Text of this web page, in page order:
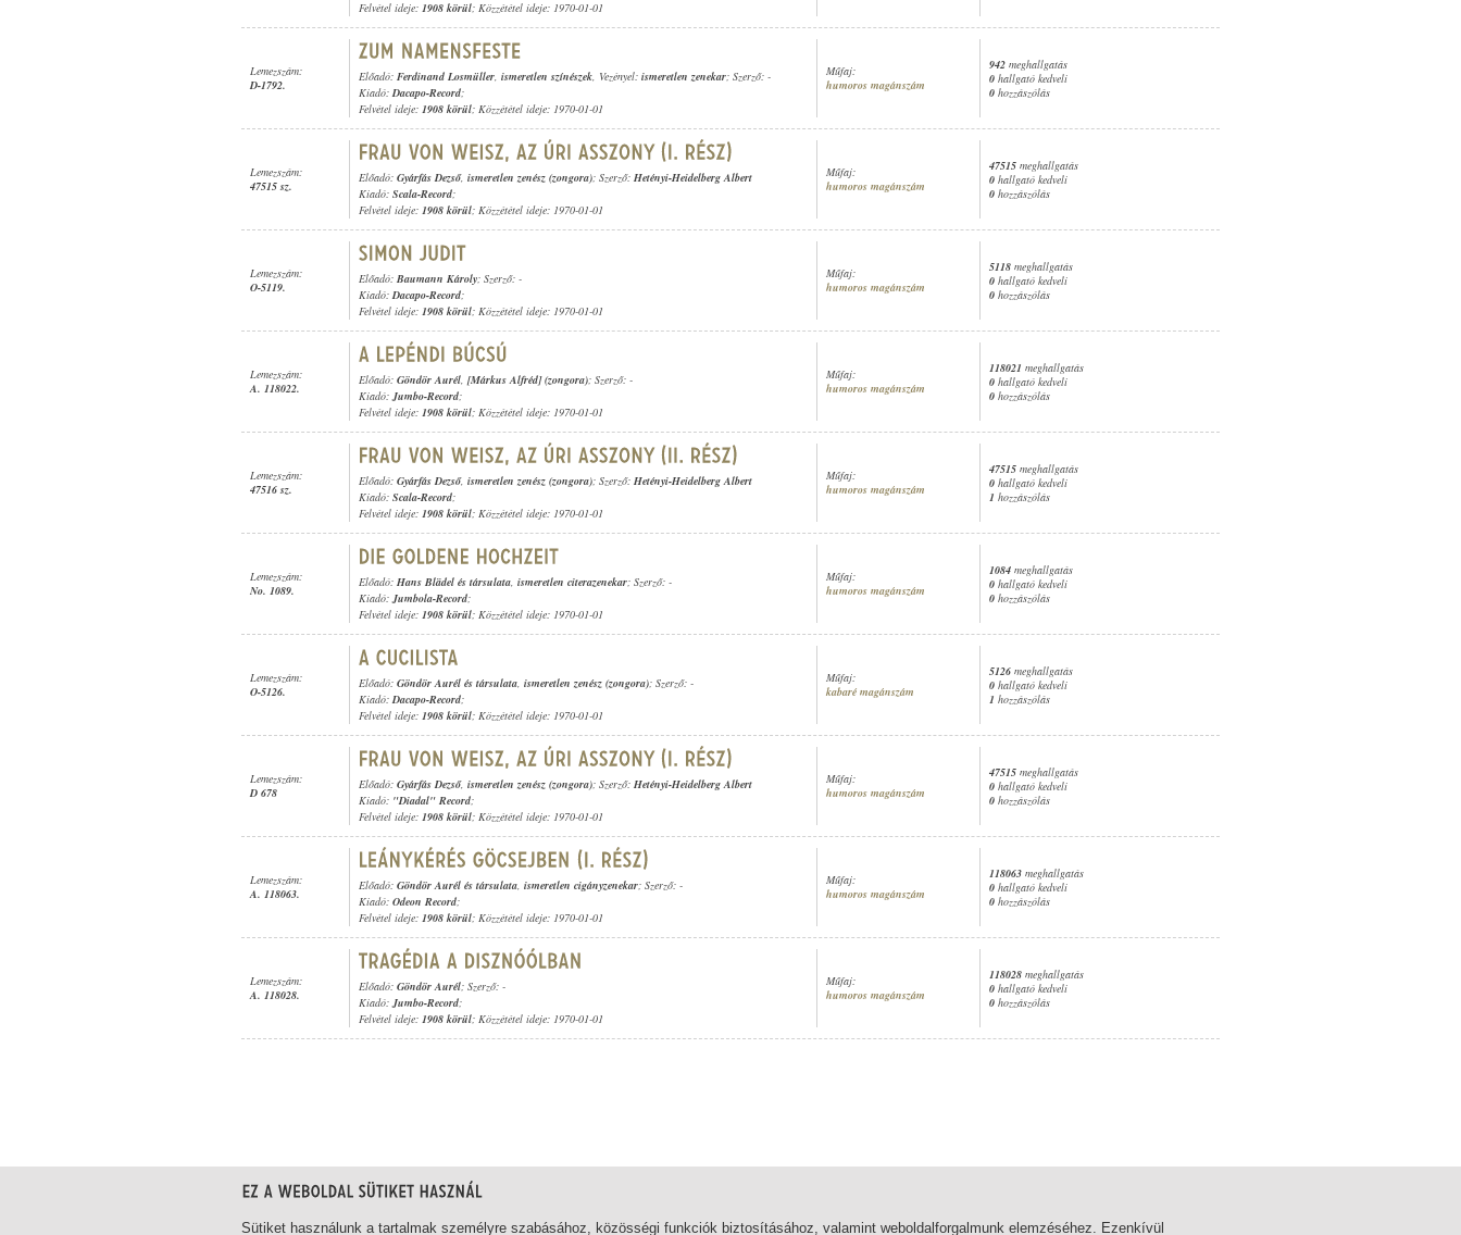
Felvétel ideje: 1908 körül; Közzététel ideje: 1970-01-01
Lemezszám:
D-1792.
Előadó: Ferdinand Losmüller, ismeretlen színészek, Vezényel: ismeretlen zenekar; Szerző: -
Kiadó:Dacapo-Record;
Felvétel ideje: 1908 körül; Közzététel ideje: 1970-01-01
Műfaj:
humoros magánszám
942 meghallgatás
0 hallgató kedveli
0 hozzászólás
Lemezszám:
47515 sz.
Előadó: Gyárfás Dezső, ismeretlen zenész (zongora); Szerző: Hetényi-Heidelberg Albert
Kiadó: Scala-Record;
Felvétel ideje: 1908 körül; Közzététel ideje: 1970-01-01
Műfaj:
humoros magánszám
47515 meghallgatás
0 hallgató kedveli
0 hozzászólás
Lemezszám:
O-5119.
Előadó: Baumann Károly; Szerző: -
Kiadó:Dacapo-Record;
Felvétel ideje: 1908 körül; Közzététel ideje: 1970-01-01
Műfaj:
humoros magánszám
5118 meghallgatás
0 hallgató kedveli
0 hozzászólás
Lemezszám:
A. 118022.
Előadó: Göndör Aurél, [Márkus Alfréd] (zongora); Szerző: -
Kiadó:Jumbo-Record;
Felvétel ideje: 1908 körül; Közzététel ideje: 1970-01-01
Műfaj:
humoros magánszám
118021 meghallgatás
0 hallgató kedveli
0 hozzászólás
Lemezszám:
47516 sz.
Előadó: Gyárfás Dezső, ismeretlen zenész (zongora); Szerző: Hetényi-Heidelberg Albert
Kiadó: Scala-Record;
Felvétel ideje: 1908 körül; Közzététel ideje: 1970-01-01
Műfaj:
humoros magánszám
47515 meghallgatás
0 hallgató kedveli
1 hozzászólás
Lemezszám:
No. 1089.
Előadó: Hans Blädel és társulata, ismeretlen citerazenekar; Szerző: -
Kiadó:Jumbola-Record;
Felvétel ideje: 1908 körül; Közzététel ideje: 1970-01-01
Műfaj:
humoros magánszám
1084 meghallgatás
0 hallgató kedveli
0 hozzászólás
Lemezszám:
O-5126.
Előadó: Göndör Aurél és társulata, ismeretlen zenész (zongora); Szerző: -
Kiadó:Dacapo-Record;
Felvétel ideje: 1908 körül; Közzététel ideje: 1970-01-01
Műfaj:
kabaré magánszám
5126 meghallgatás
0 hallgató kedveli
1 hozzászólás
Lemezszám:
D 678
Előadó: Gyárfás Dezső, ismeretlen zenész (zongora); Szerző: Hetényi-Heidelberg Albert
Kiadó: "Diadal" Record;
Felvétel ideje: 1908 körül; Közzététel ideje: 1970-01-01
Műfaj:
humoros magánszám
47515 meghallgatás
0 hallgató kedveli
0 hozzászólás
Lemezszám:
A. 118063.
Előadó: Göndör Aurél és társulata, ismeretlen cigányzenekar; Szerző: -
Kiadó: Odeon Record;
Felvétel ideje: 1908 körül; Közzététel ideje: 1970-01-01
Műfaj:
humoros magánszám
118063 meghallgatás
0 hallgató kedveli
0 hozzászólás
Lemezszám:
A. 118028.
Előadó: Göndör Aurél; Szerző: -
Kiadó:Jumbo-Record;
Felvétel ideje: 1908 körül; Közzététel ideje: 1970-01-01
Műfaj:
humoros magánszám
118028 meghallgatás
0 hallgató kedveli
0 hozzászólás
1-20/ összesen 151 találat 1. oldal
Sütiket használunk a tartalmak személyre szabásához, közösségi funkciók biztosításához, valamint weboldalforgalmunk elemzéséhez. Ezenkívül